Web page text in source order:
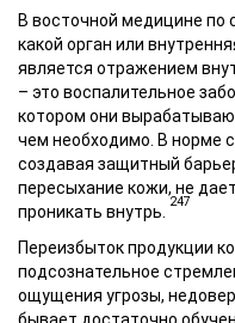
В восточной медицине
какой орган или
является отражением
– это воспалительное
котором они
чем необходимо. В норме
создавая защитный
пересыхание кожи, не
проникать внутрь.
247
Переизбыток продукции
подсознательное
ощущения угрозы,